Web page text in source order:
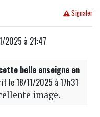
Signaler
2025 à 21:47
belle enseigne en
le 18/11/2025 à 17h31
image.